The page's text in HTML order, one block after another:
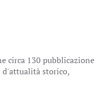
circa 130 pubblicazione
storico,